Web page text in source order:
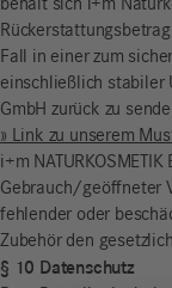
behält sich i+m
Fall in einer zum
einschließlich stabiler
GmbH zurück zu
» Link zu unserem
i+m
Gebrauch/geöffneter
fehlender oder
Zubehör den
§ 10 Datenschutz